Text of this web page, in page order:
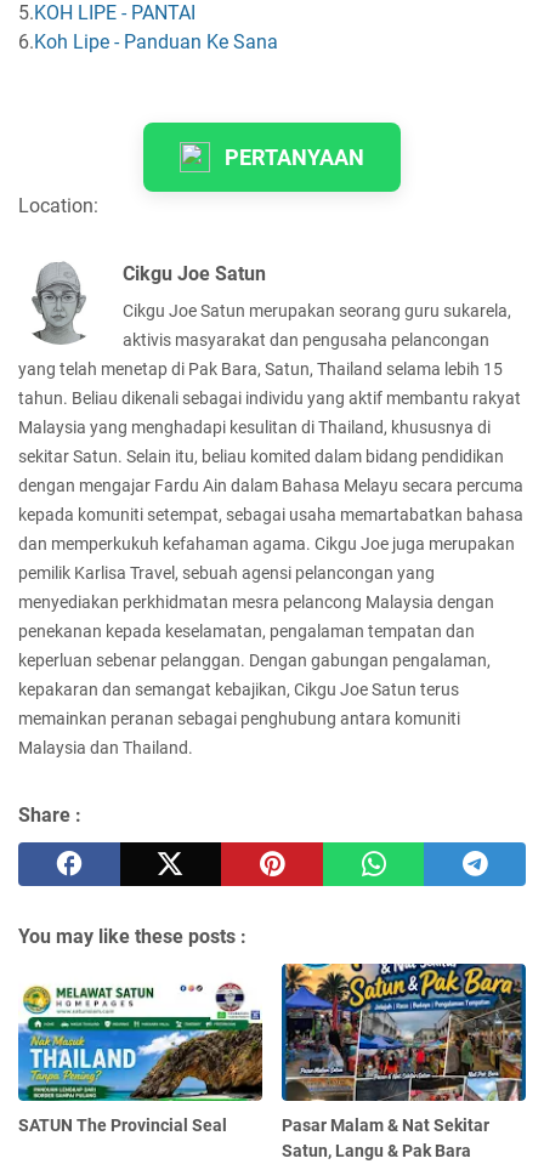
5.KOH LIPE - PANTAI
6.Koh Lipe - Panduan Ke Sana
PERTANYAAN
Location:
Cikgu Joe Satun
Cikgu Joe Satun merupakan seorang guru sukarela,
aktivis masyarakat dan pengusaha pelancongan
yang telah menetap di Pak Bara, Satun, Thailand selama lebih 15
tahun. Beliau dikenali sebagai individu yang aktif membantu rakyat
Malaysia yang menghadapi kesulitan di Thailand, khususnya di
sekitar Satun. Selain itu, beliau komited dalam bidang pendidikan
dengan mengajar Fardu Ain dalam Bahasa Melayu secara percuma
kepada komuniti setempat, sebagai usaha memartabatkan bahasa
dan memperkukuh kefahaman agama. Cikgu Joe juga merupakan
pemilik Karlisa Travel, sebuah agensi pelancongan yang
menyediakan perkhidmatan mesra pelancong Malaysia dengan
penekanan kepada keselamatan, pengalaman tempatan dan
keperluan sebenar pelanggan. Dengan gabungan pengalaman,
kepakaran dan semangat kebajikan, Cikgu Joe Satun terus
memainkan peranan sebagai penghubung antara komuniti
Malaysia dan Thailand.
Share :
You may like these posts :
SATUN The Provincial Seal
Pasar Malam & Nat Sekitar
Satun, Langu & Pak Bara